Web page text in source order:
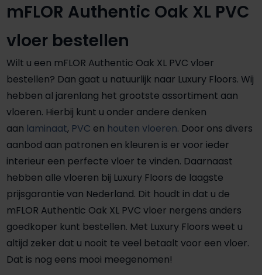
mFLOR Authentic Oak XL PVC
vloer bestellen
Wilt u een mFLOR Authentic Oak XL PVC vloer
bestellen? Dan gaat u natuurlijk naar Luxury Floors. Wij
hebben al jarenlang het grootste assortiment aan
vloeren. Hierbij kunt u onder andere denken
aan laminaat, PVC en houten vloeren. Door ons divers
aanbod aan patronen en kleuren is er voor ieder
interieur een perfecte vloer te vinden. Daarnaast
hebben alle vloeren bij Luxury Floors de laagste
prijsgarantie van Nederland. Dit houdt in dat u de
mFLOR Authentic Oak XL PVC vloer nergens anders
goedkoper kunt bestellen. Met Luxury Floors weet u
altijd zeker dat u nooit te veel betaalt voor een vloer.
Dat is nog eens mooi meegenomen!